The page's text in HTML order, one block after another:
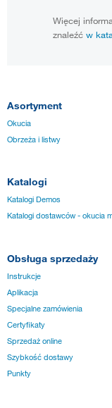
Więcej
znaleźć w
Asortyment
Okucia
Obrzeża i listwy
Katalogi
Katalogi Demos
Katalogi dostawców - okucia
Obsługa sprzedaży
Instrukcje
Aplikacja
Specjalne zamówienia
Certyfikaty
Sprzedaż online
Szybkość dostawy
Punkty